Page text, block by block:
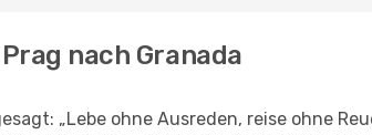
nach Granada
„Lebe ohne Ausreden, reise ohne